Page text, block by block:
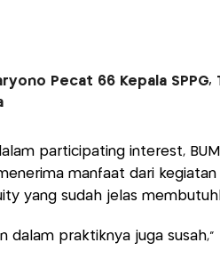
Pecat 66 Kepala
participating interest,
manfaat dari
yang sudah jelas
dalam praktiknya juga susah,”